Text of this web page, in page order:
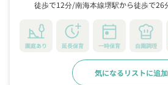
徒歩で12分 南海本線堺駅から徒歩で26
園庭あり 延長保育 一時保育 自園調理
気になるリストに追